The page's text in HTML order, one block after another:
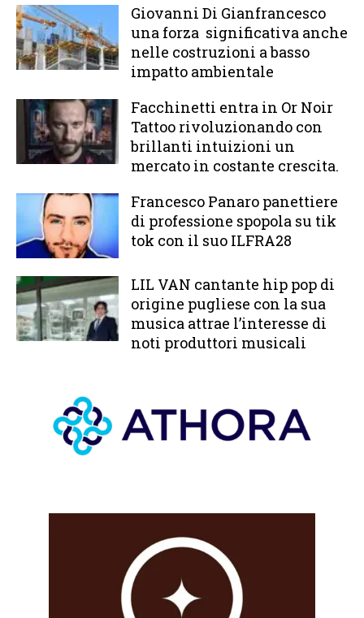
Giovanni Di Gianfrancesco
una forza significativa anche
nelle costruzioni a basso
impatto ambientale
Facchinetti entra in Or Noir
Tattoo rivoluzionando con
brillanti intuizioni un
mercato in costante crescita.
Francesco Panaro panettiere
di professione spopola su tik
tok con il suo ILFRA28
LIL VAN cantante hip pop di
origine pugliese con la sua
musica attrae l’interesse di
noti produttori musicali